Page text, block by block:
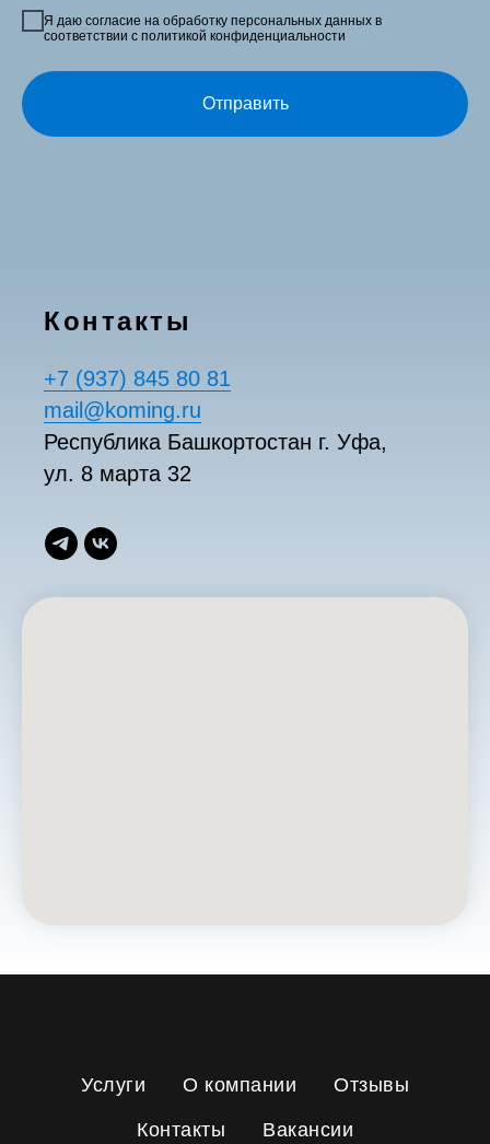
Я даю согласие на обработку персональных данных в
соответствии с политикой конфиденциальности
Отправить
Контакты
+7 (937) 845 80 81
mail@koming.ru
Республика Башкортостан г. Уфа,
ул. 8 марта 32
Услуги О компании Отзывы
Контакты Вакансии